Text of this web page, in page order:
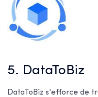
5. DataToBiz
DataToBiz s'efforce de